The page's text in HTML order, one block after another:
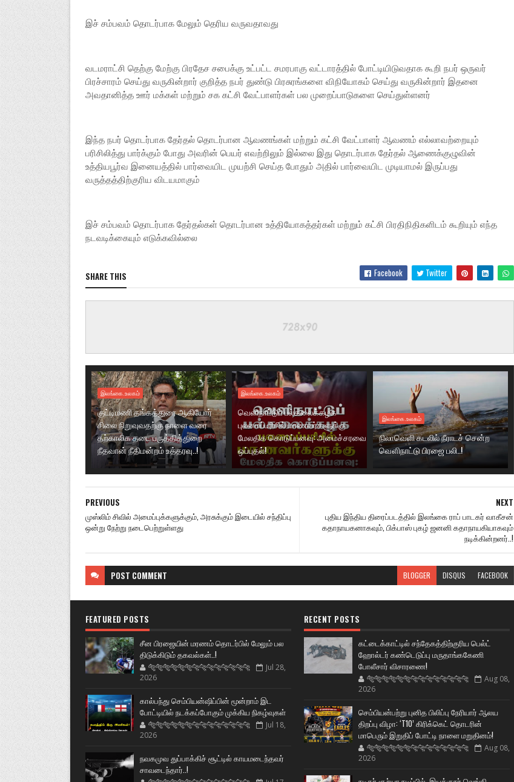
இச் சம்பவம் தொடர்பாக மேலும் தெரிய வருவதாவது
வடமராட்சி தெற்கு மேற்கு பிரதேச சபைக்கு உட்பட்ட சமரபாகு வட்டாரத்தில் போட்டியிடுவதாக கூறி நபர் ஒருவர்
பிரச்சாரம் செய்து வருகின்றார் குறித்த நபர் துண்டு பிரசுரங்களை விநியோகம் செய்து வருகின்றார் இதனை
அவதானித்த ஊர் மக்கள் மற்றும் சக கட்சி வேட்பாளர்கள் பல முறைப்பாடுகளை செய்துள்ளனர்
இந்த நபர் தொடர்பாக தேர்தல் தொடர்பான ஆவணங்கள் மற்றும் கட்சி வேட்பாளர் ஆவணம் எல்லாவற்றையும்
பரிசிலித்து பார்க்கும் போது அவரின் பெயர் எவற்றிலும் இல்லை இது தொடர்பாக தேர்தல் ஆணைக்குழுவின்
உத்தியபூர்வ இனையத்தில் பார்வையிட முயற்சி செய்த போதும் அதில் பார்வையிட முடியாமல் இருப்பது
வருத்தத்திற்குரிய விடயமாகும்
இச் சம்பவம் தொடர்பாக தேர்தல்கள் தொடர்பான உத்தியோகத்தர்கள் மற்றும் கட்சி பிரதிநிதிகளிடம் கூறியும் எந்த
நடவடிக்கையும் எடுக்கவில்லை
SHARE THIS Facebook Twitter
இலங்கை.உலகம்
குட்டிமணி தங்கத்துரை ஆகியோர்
சிலை நிறுவுவதற்கு நாளை வரை
தற்காலிக தடை பருத்தித்துறை
நீதவான் நீதிமன்றம் உத்தரவு..!
இலங்கை.உலகம்
வெளிநாட்டுப் பல்கலைக்கழக
புலமைப்பரிசில் மாணவர்களுக்கு
மேலதிக கொடுப்பனவு: அமைச்சரவை
ஒப்புதல்!
இலங்கை.உலகம்
நிலாவெளி கடலில் நீராடச் சென்ற
வௌிநாட்டு பிரஜை பலி..!
NEXT
புதிய இந்திய திரைப்படத்தில் இலங்கை ராப் பாடகர் வாகீசன்
கதாநாயகனாகவும், பிக்பாஸ் புகழ் ஜனனி கதாநாயகியாகவும்
நடிக்கின்றனர்..!
PREVIOUS
முஸ்லிம் சிவில் அமைப்புக்களுக்கும், அரசுக்கும் இடையில் சந்திப்பு
ஒன்று நேற்று நடைபெற்றுள்ளது
POST COMMENT BLOGGER DISQUS FACEBOOK
FEATURED POSTS
சீன பிரஜையின் மரணம் தொடர்பில் மேலும் பல
திடுக்கிடும் தகவல்கள்..!
🐅🐅🐅🐅🐅🐅🐆🐆🐆🐆🐆🐆🐆🐆
Jul 28,
2026
கால்பந்து செம்பியன்ஷிப்பின் மூன்றாம் இட
போட்டியில் நடக்கப்போகும் முக்கிய நிகழ்வுகள்
🐅🐅🐅🐅🐅🐅🐆🐆🐆🐆🐆🐆🐆🐆
Jul 18,
2026
நவகமுவ துப்பாக்கிச் சூட்டில் காயமடைந்தவர்
சாவடைந்தார்..!
RECENT POSTS
கட்டைக்காட்டில் சந்தேகத்திற்குரிய பெல்ட்
ஹோல்டர் கண்டெடுப்பு மருதாங்ககேணி
போலீசார் விசாரணை!
🐅🐅🐅🐅🐅🐅🐆🐆🐆🐆🐆🐆🐆🐆
Aug 08,
2026
செம்பியன்பற்று புனித பிலிப்பு நேரியார் ஆலய
திறப்பு விழா: ‘T10’ கிரிக்கெட் தொடரின்
மாபெரும் இறுதிப் போட்டி நாளை மறுதினம்!
🐅🐅🐅🐅🐅🐅🐆🐆🐆🐆🐆🐆🐆🐆
Aug 08,
2026